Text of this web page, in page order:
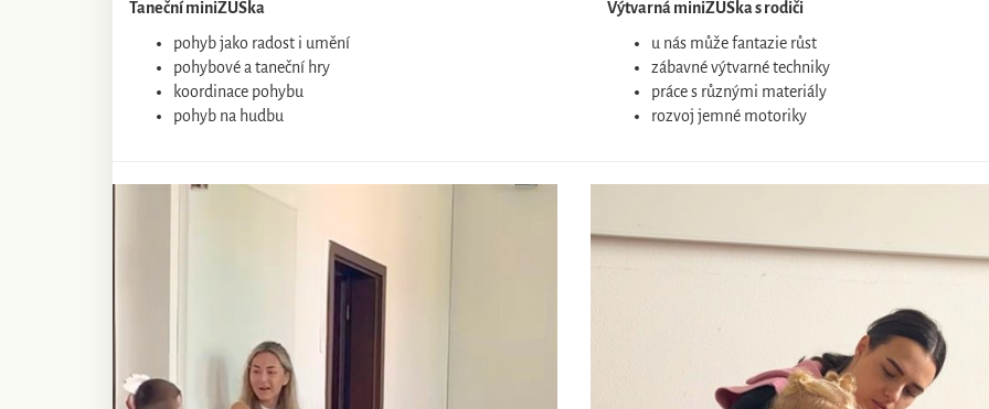
Taneční miniZUŠka
pohyb jako radost i umění
pohybové a taneční hry
koordinace pohybu
pohyb na hudbu
Výtvarná miniZUŠka s rodiči
u nás může fantazie růst
zábavné výtvarné techniky
práce s různými materiály
rozvoj jemné motoriky